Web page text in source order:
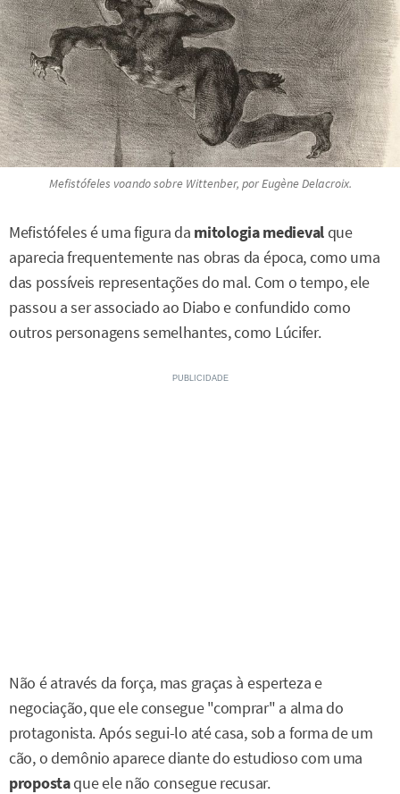
Mefistófeles voando sobre Wittenber, por Eugène Delacroix.
Mefistófeles é uma figura da mitologia medievalque
aparecia frequentemente nas obras da época, como uma
das possíveis representações do mal. Com o tempo, ele
passou a ser associado ao Diabo e confundido como
outros personagens semelhantes, como Lúcifer.
Não é através da força, mas graças à esperteza e
negociação, que ele consegue "comprar" a alma do
protagonista. Após segui-lo até casa, sob a forma de um
cão, o demônio aparece diante do estudioso com uma
propostaque ele não consegue recusar.